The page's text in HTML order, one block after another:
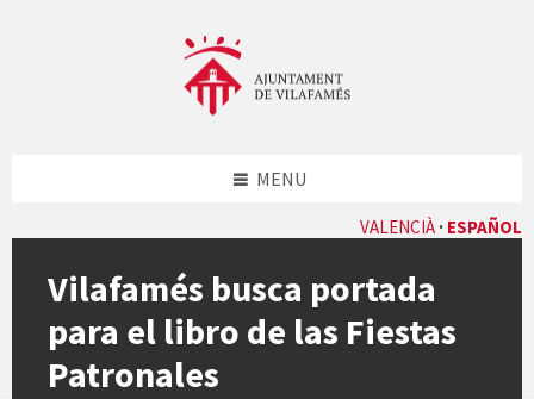
VALENCIÀ ESPAÑOL
MENU
Vilafamés busca portada
para el libro de las Fiestas
Patronales